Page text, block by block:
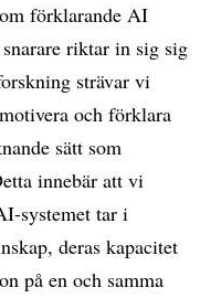
förklarande AI
riktar in sig sig
strävar vi
och förklara
sätt som
innebär att vi
systemet tar i
deras kapacitet
på en och samma